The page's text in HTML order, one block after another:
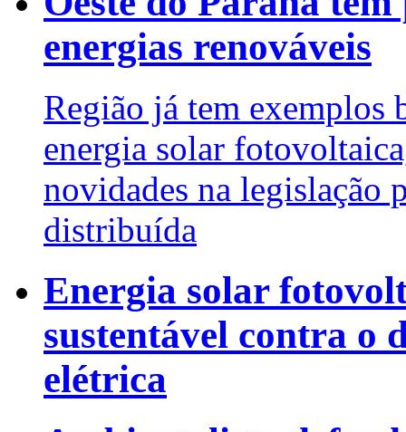
energias renováveis
Região já tem exemplos
energia solar
novidades na legislação
distribuída
Energia solar
sustentável contra o
elétrica